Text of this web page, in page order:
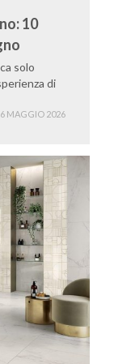
10
solo
di
6 MAGGIO 2026